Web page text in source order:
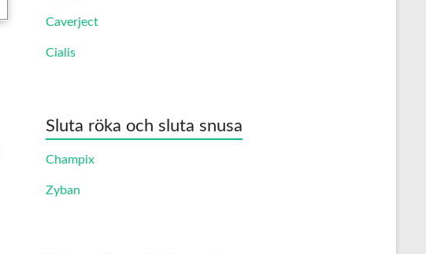
Caverject
Cialis
Sluta röka och sluta snusa
Champix
Zyban